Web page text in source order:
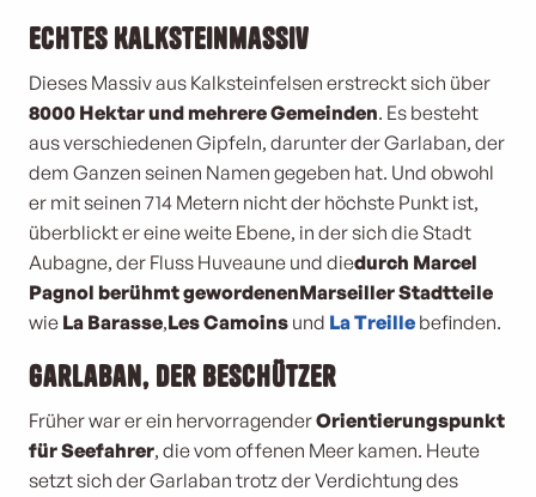
Echtes Kalksteinmassiv
Dieses Massiv aus Kalksteinfelsen erstreckt sich über
8000 Hektar und mehrere Gemeinden. Es besteht
aus verschiedenen Gipfeln, darunter der Garlaban, der
dem Ganzen seinen Namen gegeben hat. Und obwohl
er mit seinen 714 Metern nicht der höchste Punkt ist,
überblickt er eine weite Ebene, in der sich die Stadt
Aubagne, der Fluss Huveaune und diedurch Marcel
Pagnol berühmt gewordenenMarseiller Stadtteile
wie La Barasse,Les Camoins und La Treille befinden.
Garlaban, der Beschützer
Früher war er ein hervorragenderOrientierungspunkt
für Seefahrer, die vom offenen Meer kamen. Heute
setzt sich der Garlaban trotz der Verdichtung des